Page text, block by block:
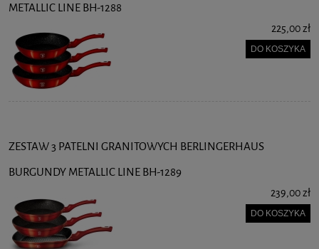
METALLIC LINE BH-1288
225,00 zł
DO KOSZYKA
ZESTAW 3 PATELNI GRANITOWYCH BERLINGERHAUS
BURGUNDY METALLIC LINE BH-1289
239,00 zł
DO KOSZYKA